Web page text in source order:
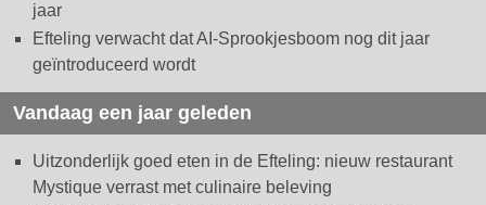
jaar
Efteling verwacht dat AI-Sprookjesboom nog dit jaar
geïntroduceerd wordt
Vandaag een jaar geleden
Uitzonderlijk goed eten in de Efteling: nieuw restaurant
Mystique verrast met culinaire beleving